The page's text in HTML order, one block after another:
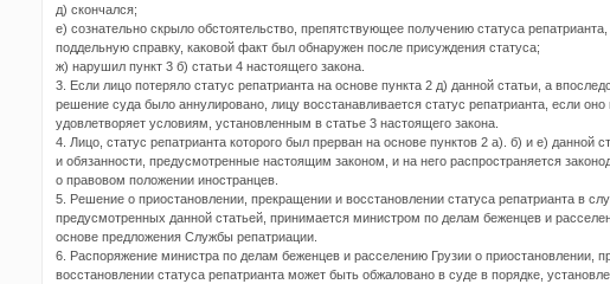
д) скончался;
е) сознательно скрыло обстоятельство, препятствующее получению статуса
поддельную справку, каковой факт был обнаружен после присуждения статуса;
ж) нарушил пункт 3 б) статьи 4 настоящего закона.
3. Если лицо потеряло статус репатрианта на основе пункта 2 д) данной статьи, а
решение суда было аннулировано, лицу восстанавливается статус репатрианта, если
удовлетворяет условиям, установленным в статье 3 настоящего закона.
4. Лицо, статус репатрианта которого был прерван на основе пунктов 2 а). б) и е) данной
и обязанности, предусмотренные настоящим законом, и на него распространяется
о правовом положении иностранцев.
5. Решение о приостановлении, прекращении и восстановлении статуса репатрианта в
предусмотренных данной статьей, принимается министром по делам беженцев и
основе предложения Службы репатриации.
6. Распоряжение министра по делам беженцев и расселению Грузии о приостановлении,
восстановлении статуса репатрианта может быть обжаловано в суде в порядке,